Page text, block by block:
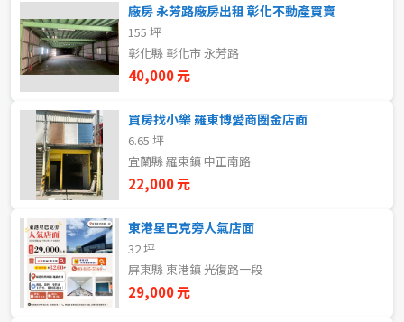
5~10樓
21樓以上
~ 樓
格局
不拘
1房
2房 3房
廠房 永芳路廠房出租 彰化不動產買賣
155 坪
彰化縣 彰化市 永芳路
40,000 元
買房找小樂 羅東博愛商圈金店面
6.65 坪
宜蘭縣 羅東鎮 中正南路
22,000 元
東港星巴克旁人氣店面
32 坪
屏東縣 東港鎮 光復路一段
29,000 元